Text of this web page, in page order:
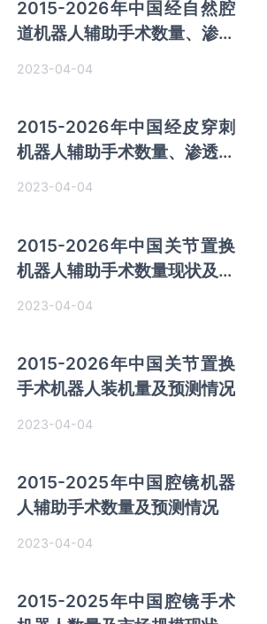
2015-2026年中国经自然腔
道机器人辅助手术数量、渗透
2023-04-04
2015-2026年中国经皮穿刺
机器人辅助手术数量、渗透率
2023-04-04
2015-2026年中国关节置换
机器人辅助手术数量现状及预
2023-04-04
2015-2026年中国关节置换
手术机器人装机量及预测情况
2023-04-04
2015-2025年中国腔镜机器
人辅助手术数量及预测情况
2023-04-04
2015-2025年中国腔镜手术